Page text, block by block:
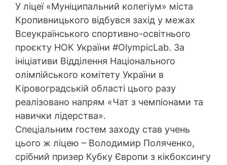
У ліцеї «Муніципальний колегіум» міста
Кропивницького відбувся захід у межах
Всеукраїнського спортивно-освітнього
проєкту НОК України #OlympicLab. За
ініціативи Відділення Національного
олімпійського комітету України в
Кіровоградській області цього разу
реалізовано напрям «Чат з чемпіонами та
навички лідерства».
Спеціальним гостем заходу став учень
цього ж ліцею – Володимир Поляченко,
срібний призер Кубку Європи з кікбоксингу